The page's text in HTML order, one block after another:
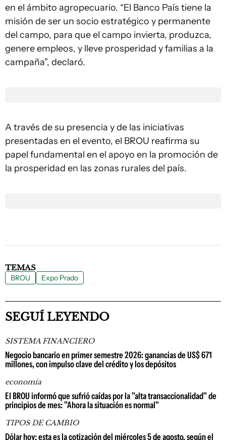
en el ámbito agropecuario. “El Banco País tiene la
misión de ser un socio estratégico y permanente
del campo, para que el campo invierta, produzca,
genere empleos, y lleve prosperidad y familias a la
campaña”, declaró.
A través de su presencia y de las iniciativas
presentadas en el evento, el BROU reafirma su
papel fundamental en el apoyo en la promoción de
la prosperidad en las zonas rurales del país.
TEMAS
BROU Expo Prado
SEGUÍ LEYENDO
SISTEMA FINANCIERO
Negocio bancario en primer semestre 2026: ganancias de US$ 671
millones, con impulso clave del crédito y los depósitos
economía
El BROU informó que sufrió caídas por la "alta transaccionalidad" de
principios de mes: "Ahora la situación es normal"
TIPOS DE CAMBIO
Dólar hoy: esta es la cotización del miércoles 5 de agosto, según el